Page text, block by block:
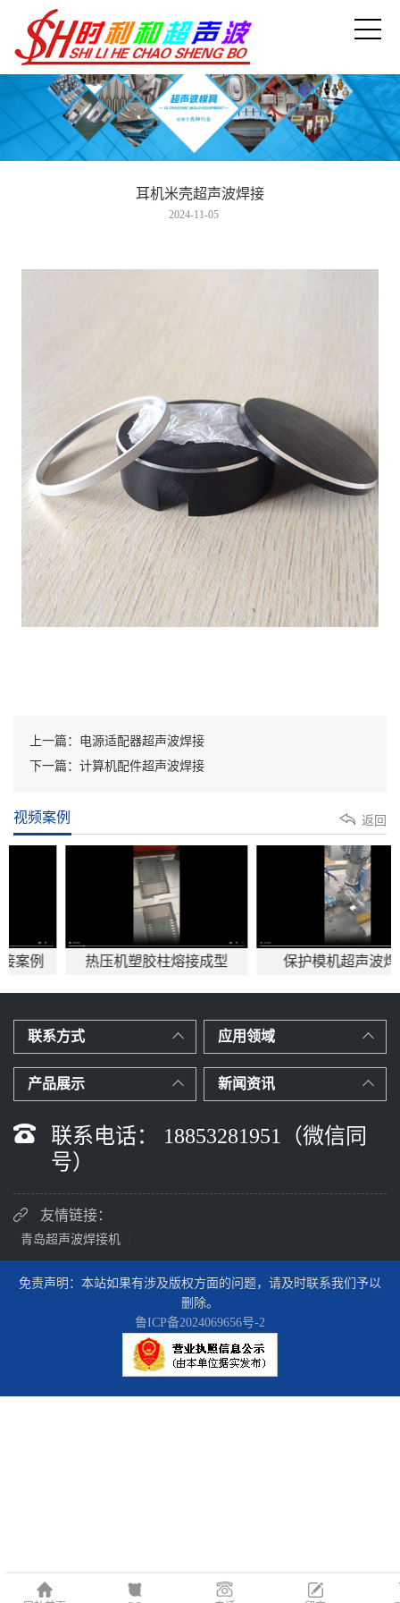
耳机米壳超声波焊接
2024-11-05
上一篇：电源适配器超声波焊接
下一篇：计算机配件超声波焊接
视频案例 返回
热压机塑胶柱熔接成型 保护模机超声波焊接
联系方式 应用领域
产品展示 新闻资讯
联系电话： 18853281951（微信同
号）
友情链接：
青岛超声波焊接机
免责声明：本站如果有涉及版权方面的问题，请及时联系我们予以
删除。
鲁ICP备2024069656号-2